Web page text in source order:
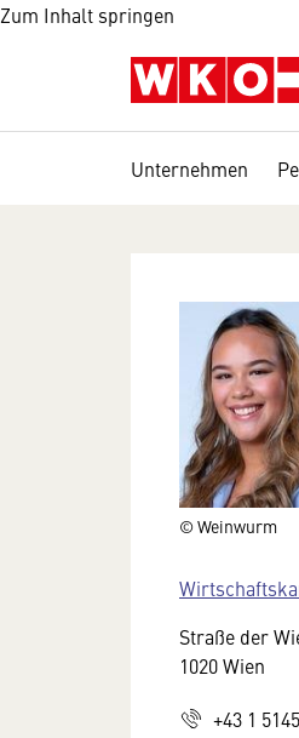
Zum Inhalt springen
Unternehmen
© Weinwurm
Straße der
1020 Wien
+43 1